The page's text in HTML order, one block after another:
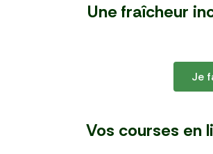
Une fraîcheur
Je
Vos courses en